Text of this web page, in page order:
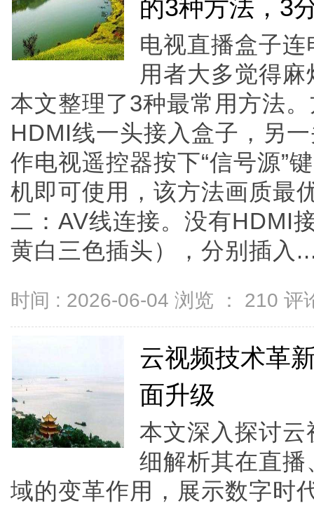
的3种方法，3
电视直播盒子
用者大多觉得
本文整理了3种最常用方法
HDMI线一头接入盒子，另
作电视遥控器按下“信号源”
机即可使用，该方法画质最
二：AV线连接。没有HDMI
黄白三色插头），分别插入
时间 : 2026-06-04 浏览 ： 210 评
云视频技术革
面升级
本文深入探讨
细解析其在直
域的变革作用，展示数字时